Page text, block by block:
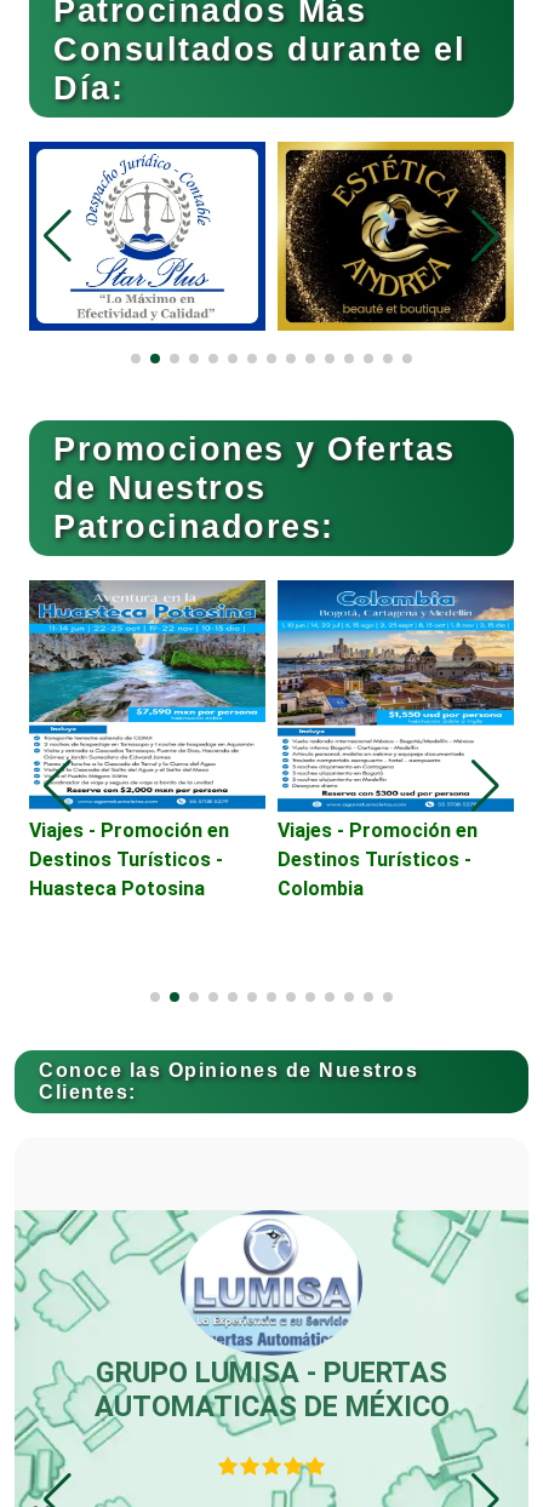
Cibercafés
Clínicas de Belleza
Clínicas de Rehabilitación
Clínicas y Hospitales
Clubes Deportivos
Cocinas Integrales
Combustibles y Lubricantes
Compresores de aire
Computadoras
Conferencias Empresariales
Contadores
Conversiones Automotrices
Copiadoras
Cortinas, Persianas y Alfombras
Patrocinados Más
Consultados durante el
Día:
Promociones y Ofertas
de Nuestros
Patrocinadores:
Viajes - Promoción en
Destinos Turísticos -
Huasteca Potosina
Viajes - Promoción en
Destinos Turísticos -
Colombia
Conoce las Opiniones de Nuestros
Clientes:
GRUPO LUMISA - PUERTAS
AUTOMATICAS DE MÉXICO